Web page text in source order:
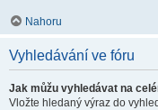
Nahoru
Vyhledávání ve fóru
Jak můžu vyhledávat na
Vložte hledaný výraz do